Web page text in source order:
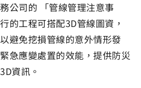
公司的 「管線管理注意事
的工程可搭配3D管線圖資，
避免挖損管線的意外情形發
急應變處置的效能，提供防災
資訊。